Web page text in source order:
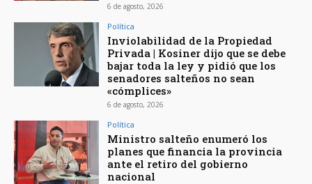
6 de agosto, 2026
Política
Inviolabilidad de la Propiedad
Privada | Kosiner dijo que se debe
bajar toda la ley y pidió que los
senadores salteños no sean
«cómplices»
6 de agosto, 2026
Política
Ministro salteño enumeró los
planes que financia la provincia
ante el retiro del gobierno
nacional